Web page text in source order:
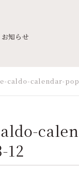
お知らせ
caldo-calendar-
12